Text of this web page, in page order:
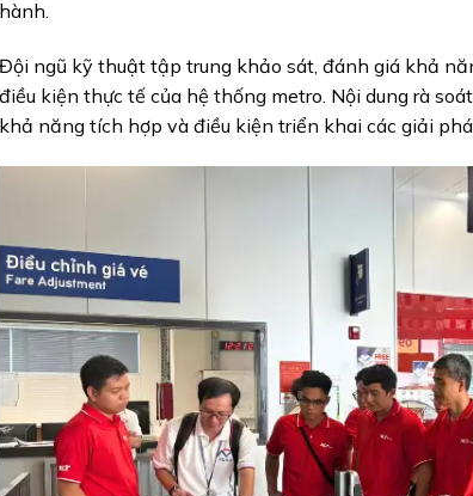
hành.
Đội ngũ kỹ thuật tập trung khảo sát, đánh giá khả
điều kiện thực tế của hệ thống metro. Nội dung rà
khả năng tích hợp và điều kiện triển khai các giải